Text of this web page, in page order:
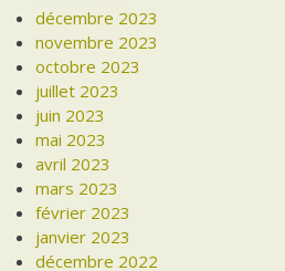
décembre 2023
novembre 2023
octobre 2023
juillet 2023
juin 2023
mai 2023
avril 2023
mars 2023
février 2023
janvier 2023
décembre 2022